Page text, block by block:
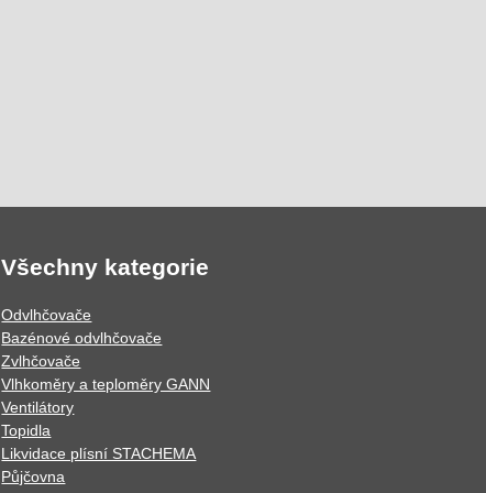
Všechny kategorie
Odvlhčovače
Bazénové odvlhčovače
Zvlhčovače
Vlhkoměry a teploměry GANN
Ventilátory
Topidla
Likvidace plísní STACHEMA
Půjčovna